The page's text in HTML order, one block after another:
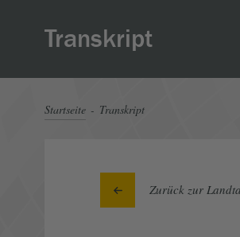
Transkript
Startseite Transkript
Zurück zur